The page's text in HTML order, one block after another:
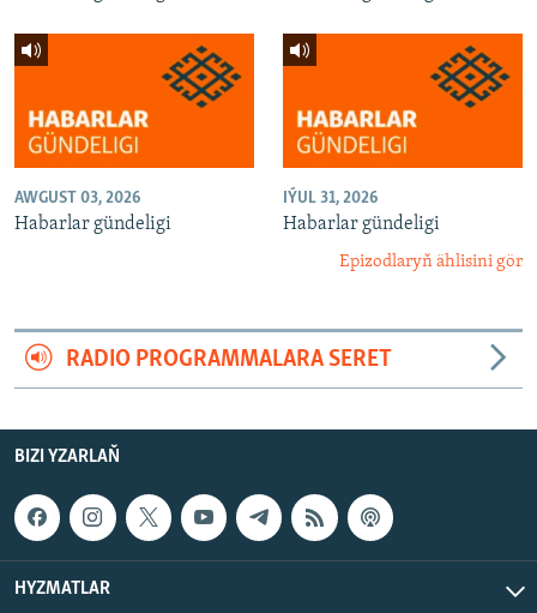
AWGUST 03, 2026
Habarlar gündeligi
IÝUL 31, 2026
Habarlar gündeligi
Epizodlaryň ählisini gör
RADIO PROGRAMMALARA SERET
BIZI YZARLAŇ
HYZMATLAR